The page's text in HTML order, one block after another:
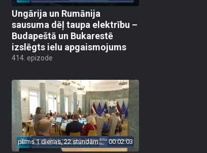
Ungārija un Rumānija
sausuma dēļ taupa elektrību –
Budapeštā un Bukarestē
izslēgts ielu apgaismojums
414. epizode
pirms 1 dienas, 22 stundām 00:02:03